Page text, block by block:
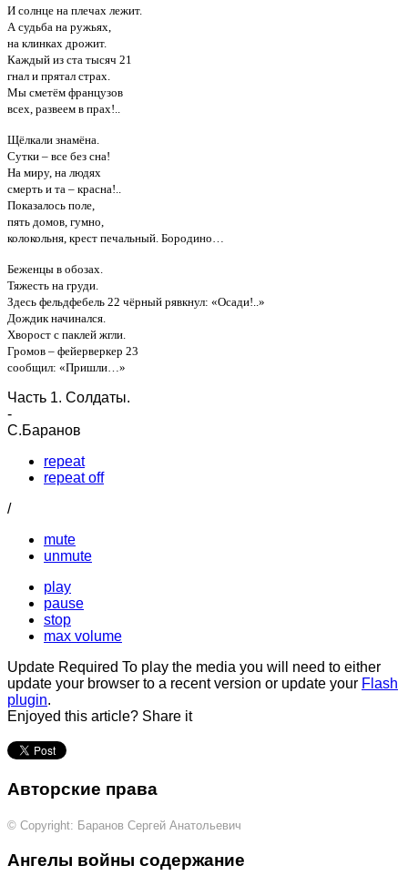
И солнце на плечах лежит.
А судьба на ружьях,
на клинках дрожит.
Каждый из ста тысяч 21
гнал и прятал страх.
Мы сметём французов
всех, развеем в прах!..
Щёлкали знамёна.
Сутки – все без сна!
На миру, на людях
смерть и та – красна!..
Показалось поле,
пять домов, гумно,
колокольня, крест печальный. Бородино…
Беженцы в обозах.
Тяжесть на груди.
Здесь фельдфебель 22 чёрный рявкнул: «Осади!..»
Дождик начинался.
Хворост с паклей жгли.
Громов – фейерверкер 23
сообщил: «Пришли…»
Часть 1. Солдаты.
-
С.Баранов
repeat
repeat off
/
mute
unmute
play
pause
stop
max volume
Update Required To play the media you will need to either
update your browser to a recent version or update your Flash
plugin.
Enjoyed this article? Share it
Авторские права
© Copyright: Баранов Сергей Анатольевич
Ангелы войны содержание